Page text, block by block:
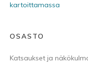
kartoittamassa
OSASTO
Katsaukset ja